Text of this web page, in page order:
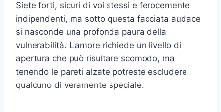
Siete forti, sicuri di voi stessi e ferocemente
indipendenti, ma sotto questa facciata audace
si nasconde una profonda paura della
vulnerabilità. L'amore richiede un livello di
apertura che può risultare scomodo, ma
tenendo le pareti alzate potreste escludere
qualcuno di veramente speciale.